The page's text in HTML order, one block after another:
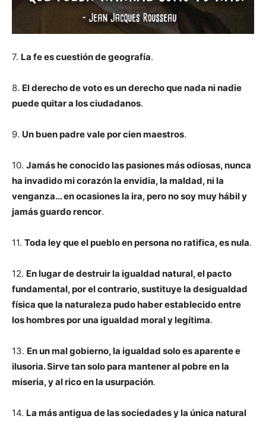
7. La fe es cuestión de geografía.
8. El derecho de voto es un derecho que nada ni nadie
puede quitar a los ciudadanos.
9. Un buen padre vale por cien maestros.
10. Jamás he conocido las pasiones más odiosas, nunca
ha invadido mi corazón la envidia, la maldad, ni la
venganza… en ocasiones la ira, pero no soy muy hábil y
jamás guardo rencor.
11. Toda ley que el pueblo en persona no ratifica, es nula.
12. En lugar de destruir la igualdad natural, el pacto
fundamental, por el contrario, sustituye la desigualdad
física que la naturaleza pudo haber establecido entre
los hombres por una igualdad moral y legítima.
13. En un mal gobierno, la igualdad solo es aparente e
ilusoria. Sirve tan solo para mantener al pobre en la
miseria, y al rico en la usurpación.
14. La más antigua de las sociedades y la única natural